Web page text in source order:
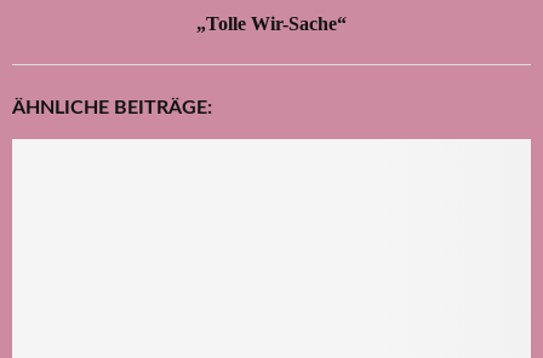
„Tolle Wir-Sache“
ÄHNLICHE BEITRÄGE: